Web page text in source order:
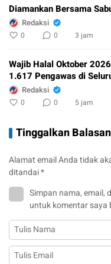
Diamankan Bersama
Redaksi
0 0 3 jam
Wajib Halal Oktober
1.617 Pengawas di
Redaksi
0 0 5 jam
Tinggalkan Balasan
Alamat email Anda tidak
ditandai*
Simpan nama, email,
untuk komentar saya